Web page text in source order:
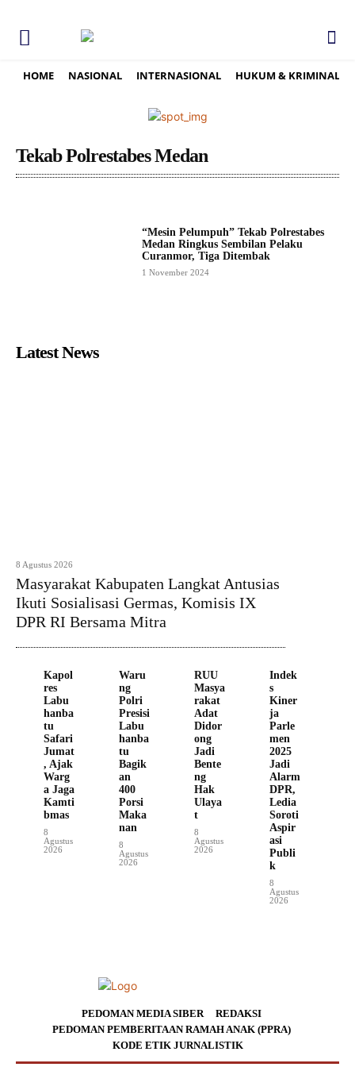
HOME NASIONAL INTERNASIONAL HUKUM & KRIMINAL
Tekab Polrestabes Medan
“Mesin Pelumpuh” Tekab Polrestabes
Medan Ringkus Sembilan Pelaku
Curanmor, Tiga Ditembak
1 November 2024
Latest News
8 Agustus 2026
Masyarakat Kabupaten Langkat Antusias
Ikuti Sosialisasi Germas, Komisis IX
DPR RI Bersama Mitra
Kapol
res
Labu
hanba
tu
Safari
Jumat
, Ajak
Warg
a Jaga
Kamti
bmas
8
Agustus
2026
Waru
ng
Polri
Presisi
Labu
hanba
tu
Bagik
an
400
Porsi
Maka
nan
8
Agustus
2026
RUU
Masya
rakat
Adat
Didor
ong
Jadi
Bente
ng
Hak
Ulaya
t
8
Agustus
2026
Indek
s
Kiner
ja
Parle
men
2025
Jadi
Alarm
DPR,
Ledia
Soroti
Aspir
asi
Publi
k
8
Agustus
2026
PEDOMAN MEDIA SIBER
REDAKSI
PEDOMAN PEMBERITAAN RAMAH ANAK (PPRA)
KODE ETIK JURNALISTIK